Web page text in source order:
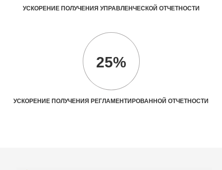
УСКОРЕНИЕ ПОЛУЧЕНИЯ УПРАВЛЕНЧЕСКОЙ ОТЧЕТНОСТИ
25%
УСКОРЕНИЕ ПОЛУЧЕНИЯ РЕГЛАМЕНТИРОВАННОЙ ОТЧЕТНОСТИ